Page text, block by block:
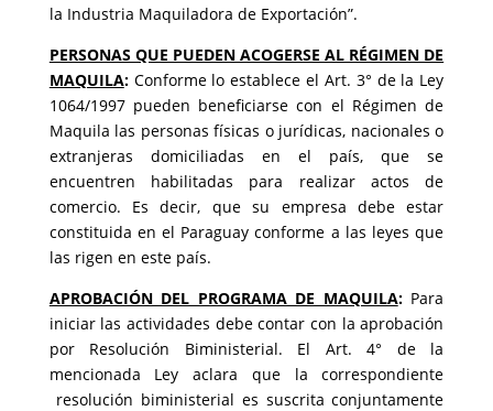
la Industria Maquiladora de Exportación”.
PERSONAS QUE PUEDEN ACOGERSE AL RÉGIMEN DE
MAQUILA:Conforme lo establece el Art. 3° de la Ley
1064/1997 pueden beneficiarse con el Régimen de
Maquila las personas físicas o jurídicas, nacionales o
extranjeras domiciliadas en el país, que se
encuentren habilitadas para realizar actos de
comercio. Es decir, que su empresa debe estar
constituida en el Paraguay conforme a las leyes que
las rigen en este país.
APROBACIÓN DEL PROGRAMA DE MAQUILA:Para
iniciar las actividades debe contar con la aprobación
por Resolución Biministerial. El Art. 4° de la
mencionada Ley aclara que la correspondiente
resolución biministerial es suscrita conjuntamente